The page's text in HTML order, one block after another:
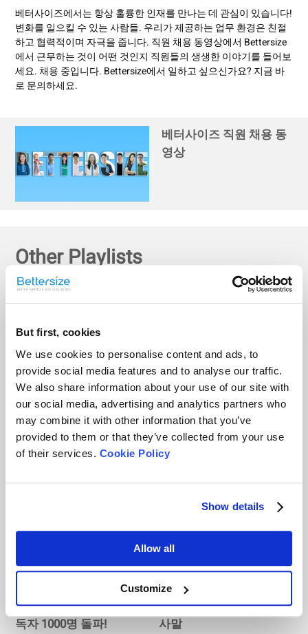
But first, cookies
We use cookies to personalise content and ads, to
provide social media features and to analyse our traffic.
We also share information about your use of our site with
our social media, advertising and analytics partners who
may combine it with other information that you’ve
provided to them or that they’ve collected from your use
of their services. Cookie Policy
Show details
Allow all
Customize
베터사이즈에서는 항상 훌륭한 인재를 만나는 데 관심이 있습니다!
변화를 일으킬 수 있는 사람들. 우리가 제공하는 업무 환경은 친절
하고 협력적이며 자극을 줍니다. 직원 채용 동영상에서 Bettersize
에서 근무하는 것이 어떤 것인지 직원들의 생생한 이야기를 들어보
세요. 채용 중입니다. Bettersize에서 일하고 싶으신가요? 지금 바
로 문의하세요.
베터사이즈 직원 채용 동
영상
Other Playlists
2019년 베터사이즈 소
개 영상
직원 이야기
베터사이즈, 유튜브 구
독자 1000명 돌파!
베터사이즈의 시즌 인
사말